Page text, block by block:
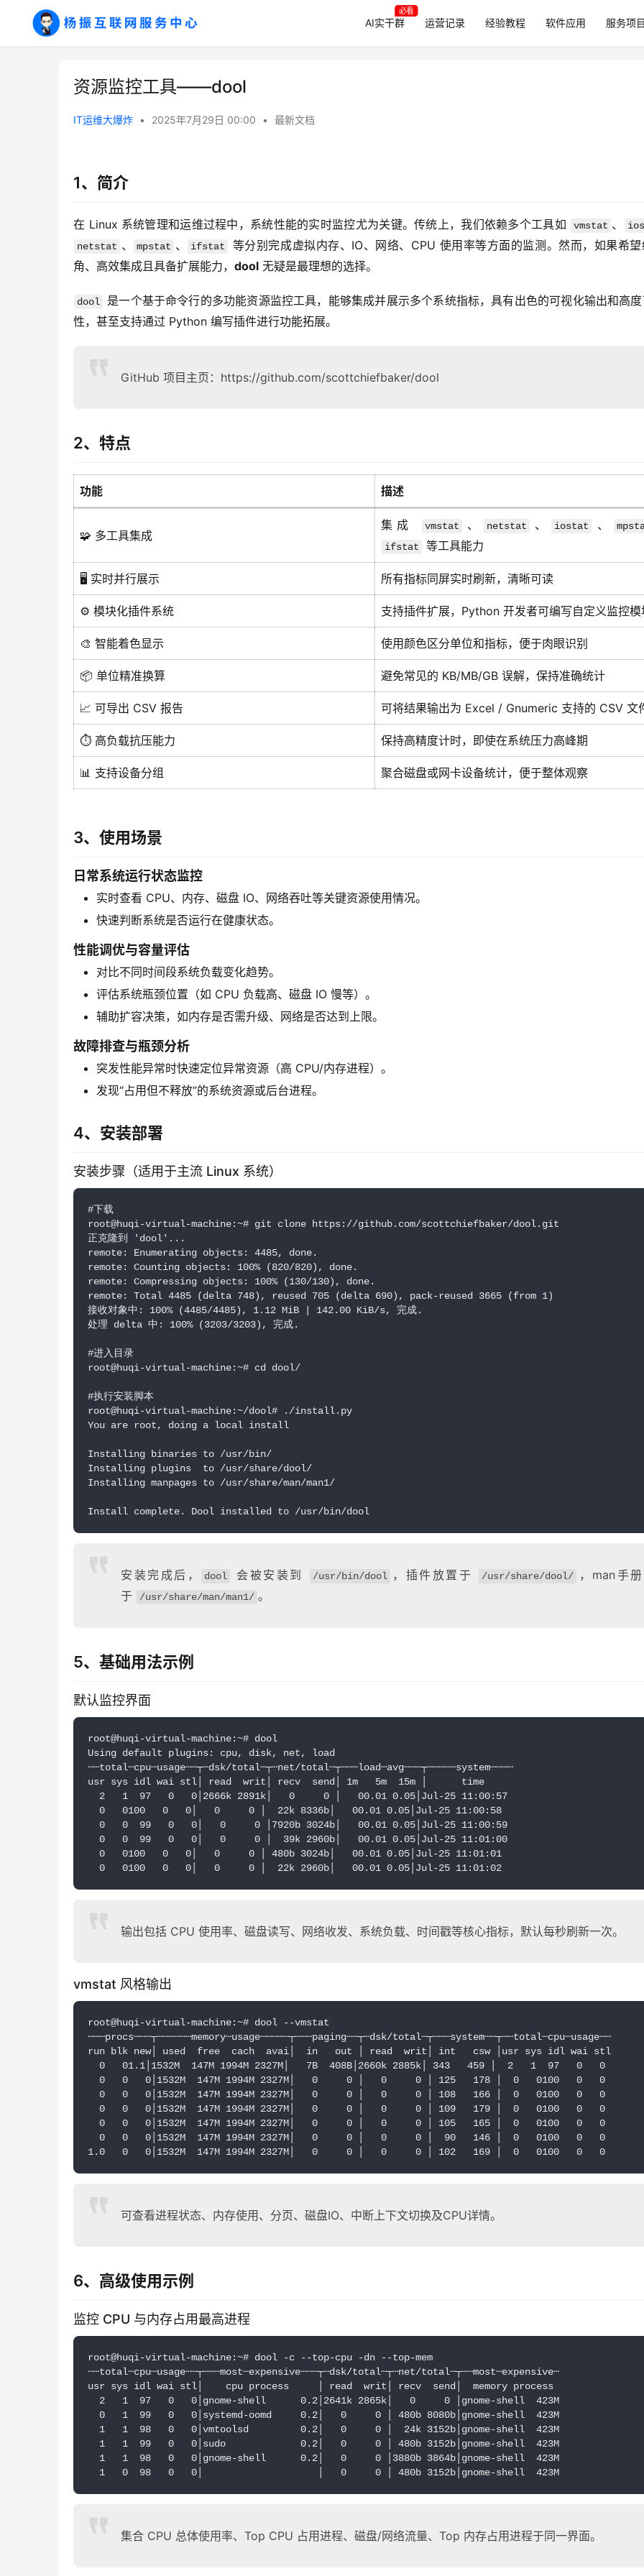
AI实干群
必看
运营记录 经验教程 软件应用 服务项
资源监控工具——dool
IT运维大爆炸 • 2025年7月29日 00:00 • 最新文档
1、简介
在 Linux 系统管理和运维过程中，系统性能的实时监控尤为关键。传统上，我们依赖多个工具如 vmstat 、
netstat 、 mpstat 、 ifstat
等分别完成虚拟内存、IO、网络、CPU 使用率等方面的监测。然而，如果希
角、高效集成且具备扩展能力， dool 无疑是最理想的选择。
dool
是一个基于命令行的多功能资源监控工具，能够集成并展示多个系统指标，具有出色的可视化输出和高
性，甚至支持通过 Python 编写插件进行功能拓展。
GitHub 项目主页：https://github.com/scottchiefbaker/dool
2、特点
功能 描述
🧩 多工具集成
集成 vmstat 、 netstat 、 iostat 、
ifstat
等工具能力
🖥️ 实时并行展示 所有指标同屏实时刷新，清晰可读
⚙️ 模块化插件系统 支持插件扩展，Python 开发者可编写自定义监控模
🎨 智能着色显示 使用颜色区分单位和指标，便于肉眼识别
📦 单位精准换算 避免常见的 KB/MB/GB 误解，保持准确统计
📈 可导出 CSV 报告 可将结果输出为 Excel / Gnumeric 支持的 CSV 文
⏱️ 高负载抗压能力 保持高精度计时，即使在系统压力高峰期
📊 支持设备分组 聚合磁盘或网卡设备统计，便于整体观察
3、使用场景
日常系统运行状态监控
实时查看 CPU、内存、磁盘 IO、网络吞吐等关键资源使用情况。
快速判断系统是否运行在健康状态。
性能调优与容量评估
对比不同时间段系统负载变化趋势。
评估系统瓶颈位置（如 CPU 负载高、磁盘 IO 慢等）。
辅助扩容决策，如内存是否需升级、网络是否达到上限。
故障排查与瓶颈分析
突发性能异常时快速定位异常资源（高 CPU/内存进程）。
发现“占用但不释放”的系统资源或后台进程。
4、安装部署
安装步骤（适用于主流 Linux 系统）
#下载
root@huqi-virtual-machine:~# git clone https://github.com/scottchiefbaker/dool.git
正克隆到 'dool'...
remote: Enumerating objects: 4485, done.
remote: Counting objects: 100% (820/820), done.
remote: Compressing objects: 100% (130/130), done.
remote: Total 4485 (delta 748), reused 705 (delta 690), pack-reused 3665 (from 1)
接收对象中: 100% (4485/4485), 1.12 MiB | 142.00 KiB/s, 完成.
处理 delta 中: 100% (3203/3203), 完成.
#进入目录
root@huqi-virtual-machine:~# cd dool/
#执行安装脚本
root@huqi-virtual-machine:~/dool# ./install.py
You are root, doing a local install
Installing binaries to /usr/bin/
Installing plugins  to /usr/share/dool/
Installing manpages to /usr/share/man/man1/
Install complete. Dool installed to /usr/bin/dool
安装完成后， dool 会被安装到 /usr/bin/dool ，插件放置于 /usr/share/dool/
，man手
于
/usr/share/man/man1/ 。
5、基础用法示例
默认监控界面
root@huqi-virtual-machine:~# dool
Using default plugins: cpu, disk, net, load
┄┄total┄cpu┄usage┄┄┬┄dsk/total┄┬┄net/total┄┬┄┄┄load┄avg┄┄┄┬┄┄┄┄┄system┄┄┄┄
usr sys idl wai stl│ read  writ│ recv  send│ 1m   5m  15m │      time
2   1  97   0   0│2666k 2891k│   0     0 │   00.01 0.05│Jul-25 11:00:57
0   0100   0   0│   0     0 │  22k 8336b│   00.01 0.05│Jul-25 11:00:58
0   0  99   0   0│   0     0 │7920b 3024b│   00.01 0.05│Jul-25 11:00:59
0   0  99   0   0│   0     0 │  39k 2960b│   00.01 0.05│Jul-25 11:01:00
0   0100   0   0│   0     0 │ 480b 3024b│   00.01 0.05│Jul-25 11:01:01
0   0100   0   0│   0     0 │  22k 2960b│   00.01 0.05│Jul-25 11:01:02
输出包括 CPU 使用率、磁盘读写、网络收发、系统负载、时间戳等核心指标，默认每秒刷新一次。
vmstat 风格输出
root@huqi-virtual-machine:~# dool --vmstat
┄┄┄procs┄┄┄┬┄┄┄┄┄┄memory┄usage┄┄┄┄┄┬┄┄┄paging┄┄┬┄dsk/total┄┬┄┄┄system┄┄┬┄┄total┄cpu┄usage┄┄
run blk new│ used  free  cach  avai│  in   out │ read  writ│ int   csw │usr sys idl wai stl
0   01.1│1532M  147M 1994M 2327M│   7B  408B│2660k 2885k│ 343   459 │  2   1  97   0   0
0   0   0│1532M  147M 1994M 2327M│   0     0 │   0     0 │ 125   178 │  0   0100   0   0
0   0   0│1532M  147M 1994M 2327M│   0     0 │   0     0 │ 108   166 │  0   0100   0   0
0   0   0│1532M  147M 1994M 2327M│   0     0 │   0     0 │ 109   179 │  0   0100   0   0
0   0   0│1532M  147M 1994M 2327M│   0     0 │   0     0 │ 105   165 │  0   0100   0   0
0   0   0│1532M  147M 1994M 2327M│   0     0 │   0     0 │  90   146 │  0   0100   0   0
1.0   0   0│1532M  147M 1994M 2327M│   0     0 │   0     0 │ 102   169 │  0   0100   0   0
可查看进程状态、内存使用、分页、磁盘IO、中断上下文切换及CPU详情。
6、高级使用示例
监控 CPU 与内存占用最高进程
root@huqi-virtual-machine:~# dool -c --top-cpu -dn --top-mem
┄┄total┄cpu┄usage┄┄┬┄┄┄most┄expensive┄┄┄┬┄dsk/total┄┬┄net/total┄┬┄┄most┄expensive┄
usr sys idl wai stl│    cpu process     │ read  writ│ recv  send│  memory process
2   1  97   0   0│gnome-shell      0.2│2641k 2865k│   0     0 │gnome-shell  423M
0   1  99   0   0│systemd-oomd     0.2│   0     0 │ 480b 8080b│gnome-shell  423M
1   1  98   0   0│vmtoolsd         0.2│   0     0 │  24k 3152b│gnome-shell  423M
1   1  99   0   0│sudo             0.2│   0     0 │ 480b 3152b│gnome-shell  423M
1   1  98   0   0│gnome-shell      0.2│   0     0 │3880b 3864b│gnome-shell  423M
1   0  98   0   0│                    │   0     0 │ 480b 3152b│gnome-shell  423M
集合 CPU 总体使用率、Top CPU 占用进程、磁盘/网络流量、Top 内存占用进程于同一界面。